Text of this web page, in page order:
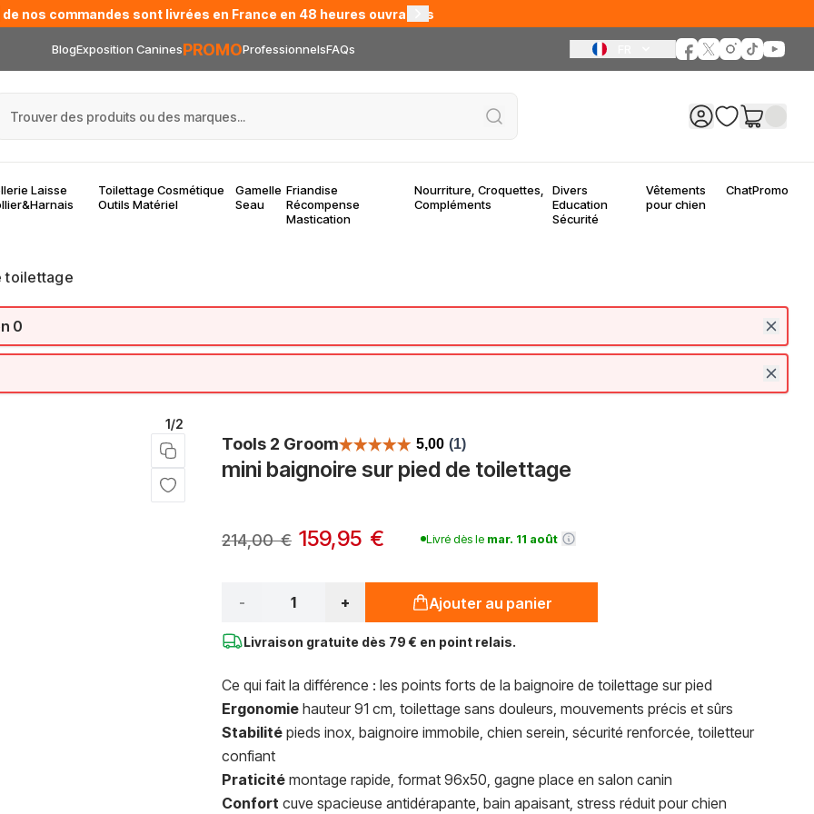
de nos commandes sont livrées en France en 48 heures ouvrables
BlogExposition CaninesPROMOProfessionnelsFAQs
Laisse
Toilettage Cosmétique
Outils Matériel
Gamelle
Seau
Friandise
Récompense
Mastication
Nourriture, Croquettes,
Compléments
Divers
Education
Sécurité
Vêtements
pour chien
ChatPromo
toilettage
0
mini baignoire sur pied de toilettage
Tools 2 Groom
1/2
214,00 € 159,95 € Livré dès le mar. 11 août
- + Ajouter au panier
Livraison gratuite dès 79 € en point relais.
Ce qui fait la différence : les points forts de la baignoire de toilettage sur pied
Ergonomie hauteur 91 cm, toilettage sans douleurs, mouvements précis et sûrs
Stabilité pieds inox, baignoire immobile, chien serein, sécurité renforcée, toiletteur
confiant
Praticité montage rapide, format 96x50, gagne place en salon canin
Confort cuve spacieuse antidérapante, bain apaisant, stress réduit pour chien